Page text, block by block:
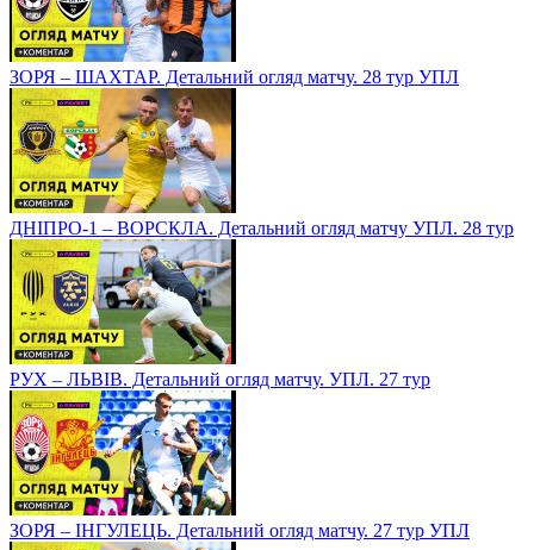
ЗОРЯ – ШАХТАР. Детальний огляд матчу. 28 тур УПЛ
ДНІПРО-1 – ВОРСКЛА. Детальний огляд матчу УПЛ. 28 тур
РУХ – ЛЬВІВ. Детальний огляд матчу. УПЛ. 27 тур
ЗОРЯ – ІНГУЛЕЦЬ. Детальний огляд матчу. 27 тур УПЛ